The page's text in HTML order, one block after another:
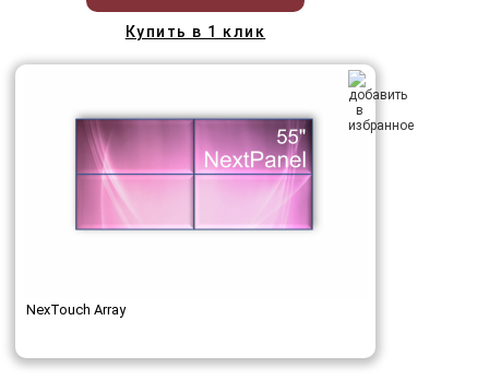
Купить в 1 клик
NexTouch Array